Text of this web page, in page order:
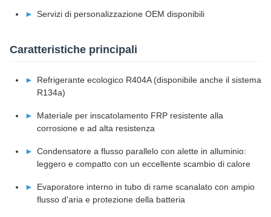
Servizi di personalizzazione OEM disponibili
Caratteristiche principali
Refrigerante ecologico R404A (disponibile anche il sistema
R134a)
Materiale per inscatolamento FRP resistente alla
corrosione e ad alta resistenza
Condensatore a flusso parallelo con alette in alluminio:
leggero e compatto con un eccellente scambio di calore
Evaporatore interno in tubo di rame scanalato con ampio
flusso d'aria e protezione della batteria